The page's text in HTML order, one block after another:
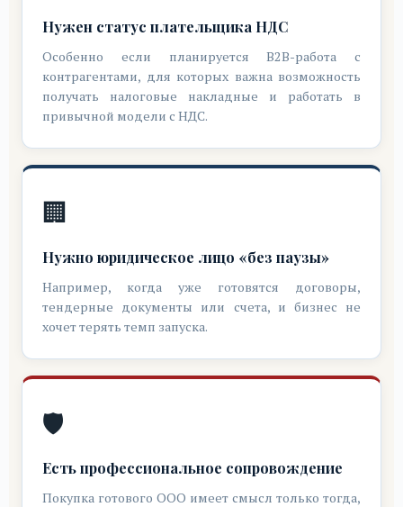
Нужен статус плательщика НДС
Особенно если планируется B2B-работа с
контрагентами, для которых важна возможность
получать налоговые накладные и работать в
привычной модели с НДС.
🏢
Нужно юридическое лицо «без паузы»
Например, когда уже готовятся договоры,
тендерные документы или счета, и бизнес не
хочет терять темп запуска.
🛡️
Есть профессиональное сопровождение
Покупка готового ООО имеет смысл только тогда,